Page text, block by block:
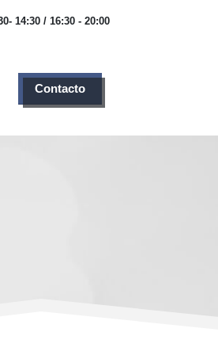
14:30 / 16:30 - 20:00
Contacto